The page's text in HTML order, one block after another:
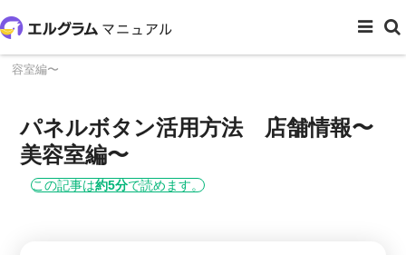
容室編〜
パネルボタン活用方法 店舗情報〜
美容室編〜
この記事は約5分で読めます。